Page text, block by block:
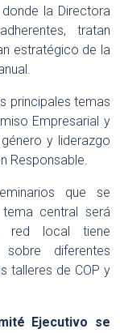
la Directora
tratan
estratégico de la
principales temas
Empresarial y
y liderazgo
Responsable.
que se
central será
red local tiene
sobre diferentes
talleres de COP y
Ejecutivo se